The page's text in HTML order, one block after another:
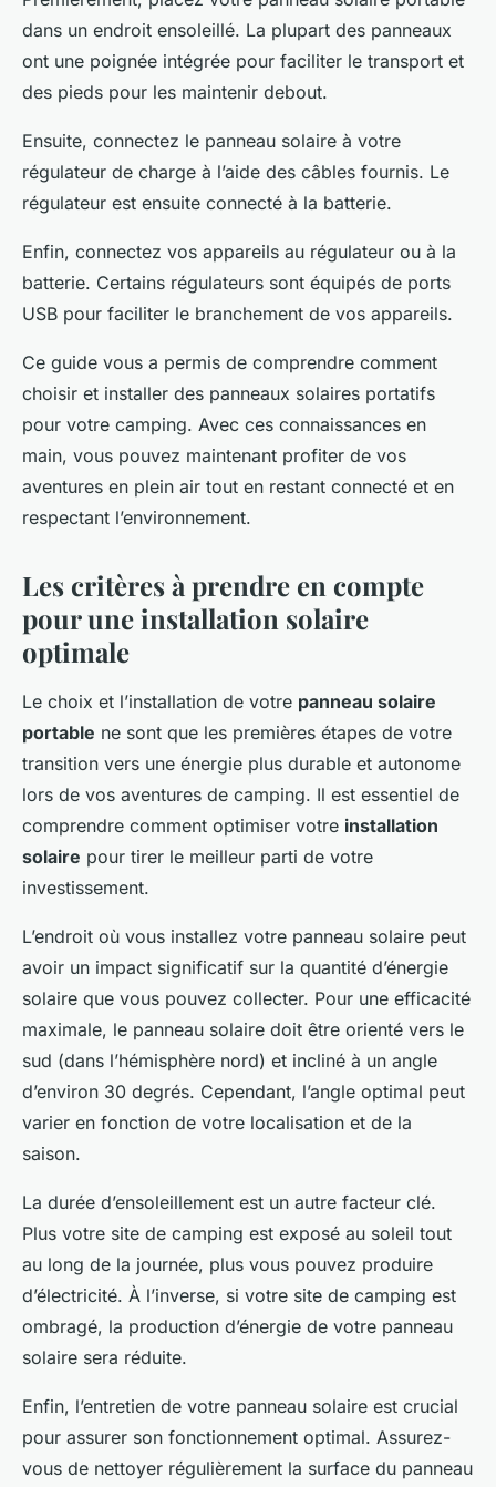
dans un endroit ensoleillé. La plupart des panneaux
ont une poignée intégrée pour faciliter le transport et
des pieds pour les maintenir debout.
Ensuite, connectez le panneau solaire à votre
régulateur de charge à l’aide des câbles fournis. Le
régulateur est ensuite connecté à la batterie.
Enfin, connectez vos appareils au régulateur ou à la
batterie. Certains régulateurs sont équipés de ports
USB pour faciliter le branchement de vos appareils.
Ce guide vous a permis de comprendre comment
choisir et installer des panneaux solaires portatifs
pour votre camping. Avec ces connaissances en
main, vous pouvez maintenant profiter de vos
aventures en plein air tout en restant connecté et en
respectant l’environnement.
Les critères à prendre en compte
pour une installation solaire
optimale
Le choix et l’installation de votre panneau solaire
portable ne sont que les premières étapes de votre
transition vers une énergie plus durable et autonome
lors de vos aventures de camping. Il est essentiel de
comprendre comment optimiser votre installation
solaire pour tirer le meilleur parti de votre
investissement.
L’endroit où vous installez votre panneau solaire peut
avoir un impact significatif sur la quantité d’énergie
solaire que vous pouvez collecter. Pour une efficacité
maximale, le panneau solaire doit être orienté vers le
sud (dans l’hémisphère nord) et incliné à un angle
d’environ 30 degrés. Cependant, l’angle optimal peut
varier en fonction de votre localisation et de la
saison.
La durée d’ensoleillement est un autre facteur clé.
Plus votre site de camping est exposé au soleil tout
au long de la journée, plus vous pouvez produire
d’électricité. À l’inverse, si votre site de camping est
ombragé, la production d’énergie de votre panneau
solaire sera réduite.
Enfin, l’entretien de votre panneau solaire est crucial
pour assurer son fonctionnement optimal. Assurez-
vous de nettoyer régulièrement la surface du panneau